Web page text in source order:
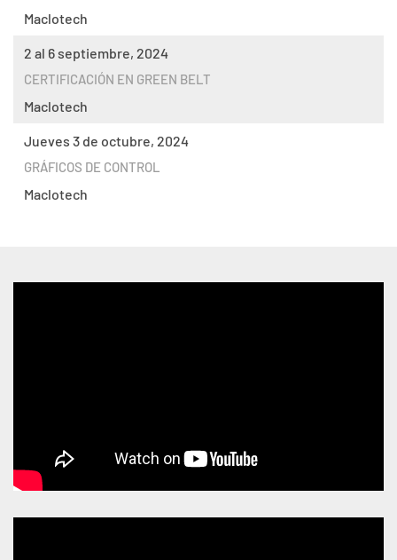
Maclotech
2 al 6 septiembre, 2024
CERTIFICACIÓN EN GREEN BELT
Maclotech
Jueves 3 de octubre, 2024
GRÁFICOS DE CONTROL
Maclotech